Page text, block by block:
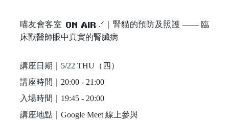
喵友會客室 ON AIR .ᐟ｜腎貓的預防及照護 —— 臨
床獸醫師眼中真實的腎臟病
講座日期｜5/22 THU（四）
講座時間｜20:00 - 21:00
入場時間｜19:45 - 20:00
講座地點｜Google Meet 線上參與